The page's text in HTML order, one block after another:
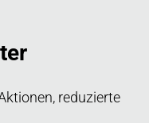
reduzierte